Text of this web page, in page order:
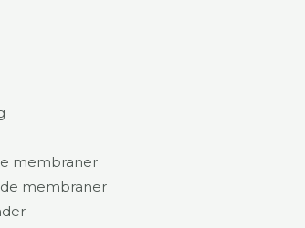
membraner
membraner